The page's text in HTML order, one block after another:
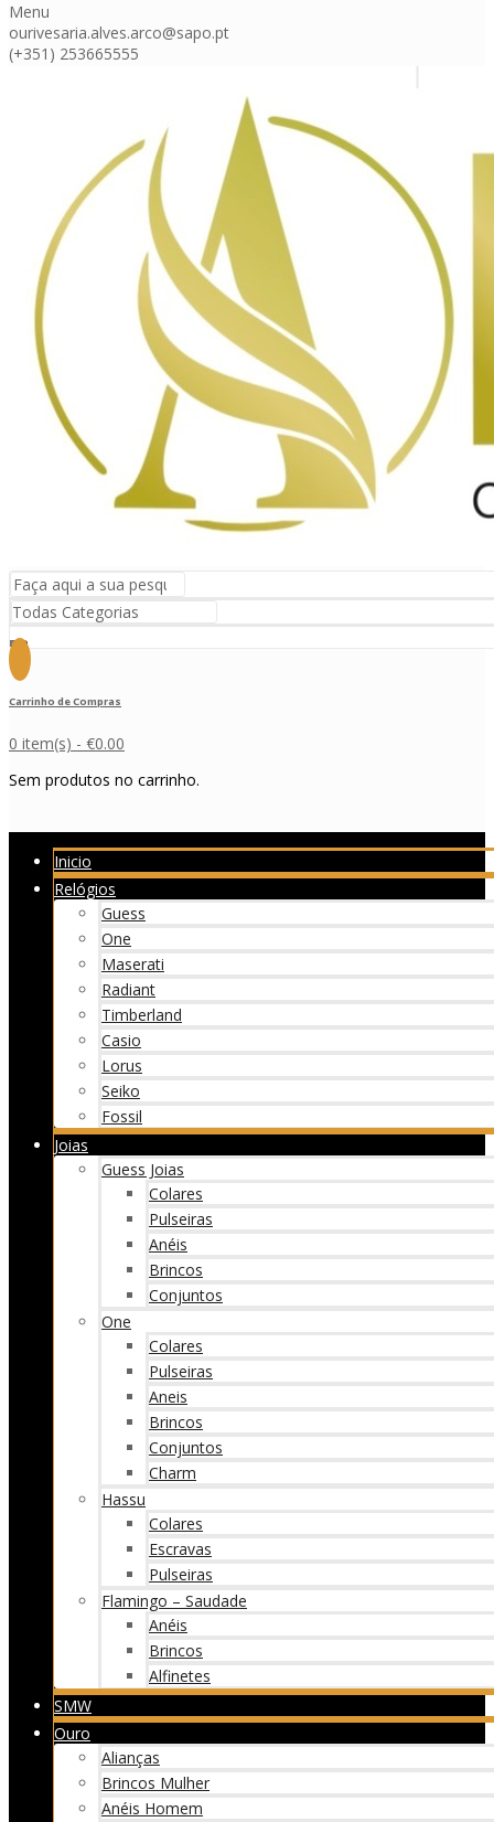
Menu
ourivesaria.alves.arco@sapo.pt
(+351) 253665555
Carrinho de Compras
0 item(s) - €0.00
Sem produtos no carrinho.
Inicio
Relógios
Guess
One
Maserati
Radiant
Timberland
Casio
Lorus
Seiko
Fossil
Joias
Guess Joias
Colares
Pulseiras
Anéis
Brincos
Conjuntos
One
Colares
Pulseiras
Aneis
Brincos
Conjuntos
Charm
Hassu
Colares
Escravas
Pulseiras
Flamingo – Saudade
Anéis
Brincos
Alfinetes
SMW
Ouro
Alianças
Brincos Mulher
Anéis Homem